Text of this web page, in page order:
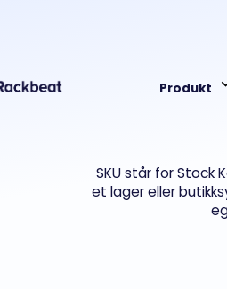
Produkt
SKU står for Stock
et lager eller